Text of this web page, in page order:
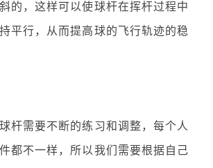
的，这样可以使球杆在挥杆过程中
平行，从而提高球的飞行轨迹的稳
杆需要不断的练习和调整，每个人
都不一样，所以我们需要根据自己